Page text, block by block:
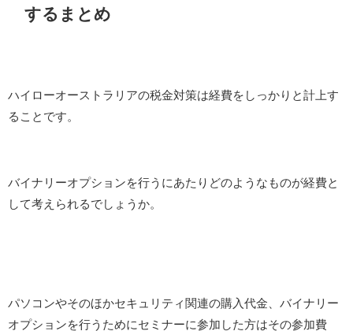
するまとめ
ハイローオーストラリアの税金対策は経費をしっかりと計上す
ることです。
バイナリーオプションを行うにあたりどのようなものが経費と
して考えられるでしょうか。
パソコンやそのほかセキュリティ関連の購入代金、バイナリー
オプションを行うためにセミナーに参加した方はその参加費